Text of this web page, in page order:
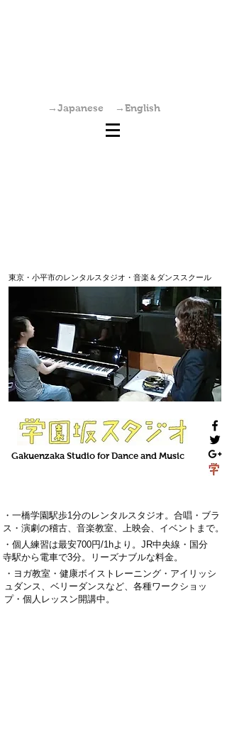
→Japanese →English
東京・小平市のレンタルスタジオ・音楽＆ダンススクール
Gakuenzaka Studio for Dance and Music
・一橋学園駅歩1分のレンタルスタジオ。 合唱・ブラ
ス・演劇の稽古、 音楽教室、上映会、 イベント まで。
・ 個人練習は最安700円/1hより。 J R中央線・国分
寺駅から電車で3分。
リーズナブルな料金。
・ ヨガ教室・ 健康ボイストレーニング ・ アイリッシ
ュダンス、ベリーダンスなど、各種ワークショッ
プ・ 個人レッスン開講中。